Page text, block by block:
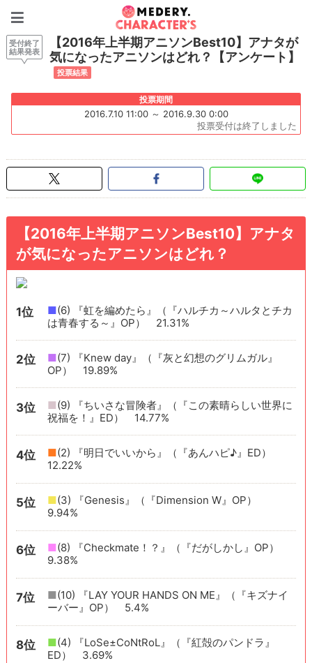
受付終了
結果発表
【2016年上半期アニソンBest10】アナタが
気になったアニソンはどれ？【アンケート】
投票結果
投票期間
2016.7.10 11:00 ～ 2016.9.30 0:00
投票受付は終了しました
【2016年上半期アニソンBest10】アナタ
が気になったアニソンはどれ？
1位 ■(6) 『虹を編めたら』（『ハルチカ～ハルタとチカ
は青春する～』OP） 21.31%
2位 ■(7) 『Knew day』（『灰と幻想のグリムガル』
OP） 19.89%
3位 ■(9) 『ちいさな冒険者』（『この素晴らしい世界に
祝福を！』ED） 14.77%
4位 ■(2) 『明日でいいから』（『あんハピ♪』ED）
12.22%
5位 ■(3) 『Genesis』（『Dimension W』OP）
9.94%
6位 ■(8) 『Checkmate！？』（『だがしかし』OP）
9.38%
7位 ■(10) 『LAY YOUR HANDS ON ME』（『キズナイ
ーバー』OP） 5.4%
8位 ■(4) 『LoSe±CoNtRoL』（『紅殻のパンドラ』
ED） 3.69%